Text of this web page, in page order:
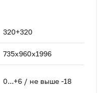
320+320
735х960х1996
0...+6 / не выше -18